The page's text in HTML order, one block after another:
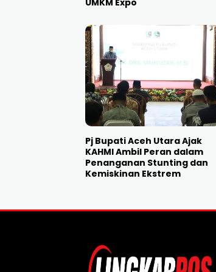
UMKM Expo
Pj Bupati Aceh Utara Ajak
KAHMI Ambil Peran dalam
Penanganan Stunting dan
Kemiskinan Ekstrem